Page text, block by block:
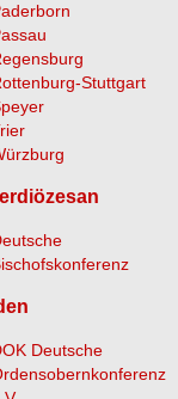
Stuttgart
Deutsche